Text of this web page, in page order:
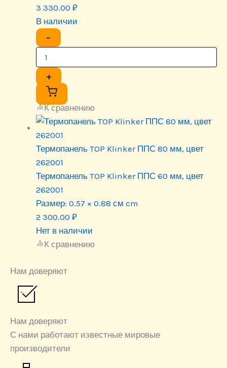
3 330.00 ₽
В наличии
−
+
К сравнению
Термопанель TOP Klinker ППС 80 мм, цвет
262001
Термопанель TOP Klinker ППС 60 мм, цвет
262001
Размер: 0.57 × 0.88 см cm
2 300.00 ₽
Нет в наличии
К сравнению
Нам доверяют
Нам доверяют
С нами работают известные мировые
производители